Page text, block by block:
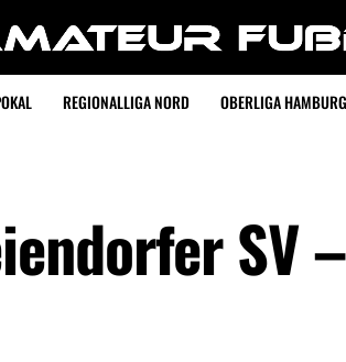
REGIONALLIGA NORD OBERLIGA HAMBURG
SV –